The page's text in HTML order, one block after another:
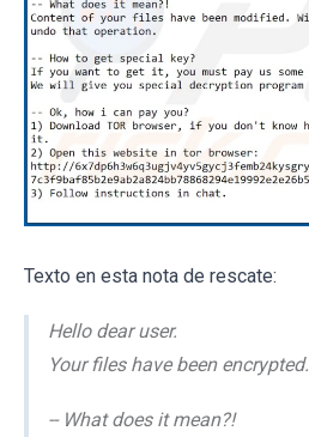
Texto en esta nota de rescate:
Hello dear user.
Your files have been encrypted.
-- What does it mean?!